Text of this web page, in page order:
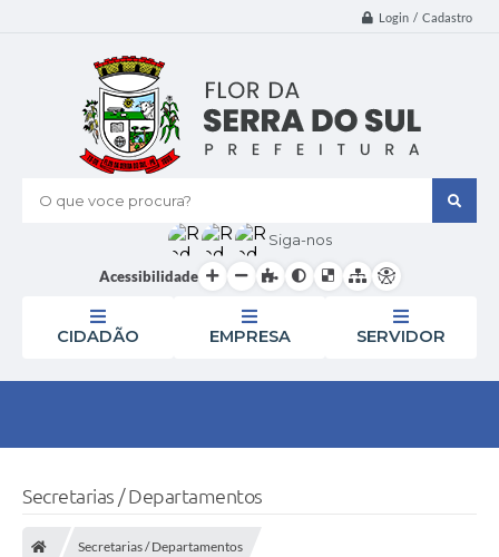
Login / Cadastro
O que voce procura?
Siga-nos
Acessibilidade
CIDADÃO EMPRESA SERVIDOR
Secretarias / Departamentos
Secretarias / Departamentos